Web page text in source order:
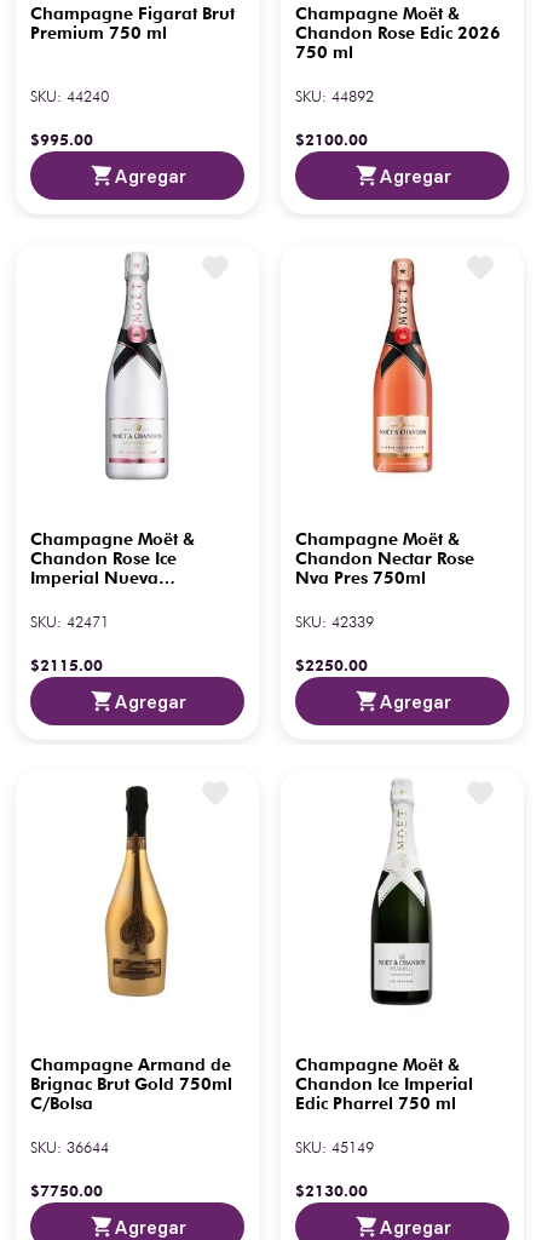
Champagne Figarat Brut
Premium 750 ml
SKU: 44240
$995.00
Agregar
Champagne Moët &
Chandon Rose Edic 2026
750 ml
SKU: 44892
$2100.00
Agregar
Champagne Moët &
Chandon Rose Ice
Imperial Nueva
SKU: 42471
$2115.00
Agregar
Champagne Moët &
Chandon Nectar Rose
Nva Pres 750ml
SKU: 42339
$2250.00
Agregar
Champagne Armand de
Brignac Brut Gold 750ml
C/Bolsa
SKU: 36644
$7750.00
Agregar
Champagne Moët &
Chandon Ice Imperial
Edic Pharrel 750 ml
SKU: 45149
$2130.00
Agregar